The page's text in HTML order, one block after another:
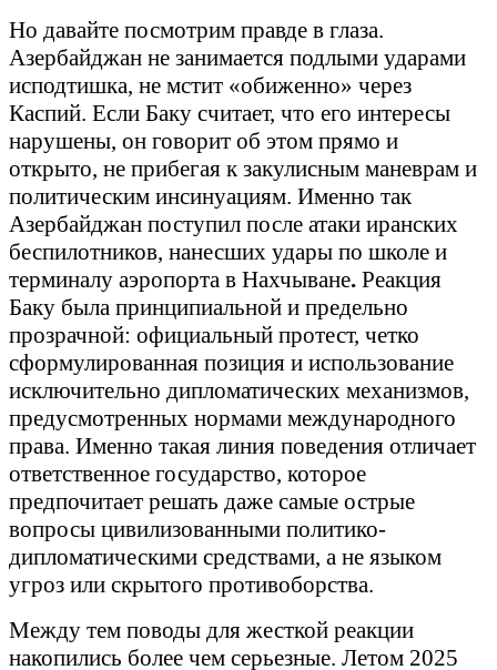
Но давайте посмотрим правде в глаза.
Азербайджан не занимается подлыми ударами
исподтишка, не мстит «обиженно» через
Каспий. Если Баку считает, что его интересы
нарушены, он говорит об этом прямо и
открыто, не прибегая к закулисным маневрам и
политическим инсинуациям. Именно так
Азербайджан поступил после атаки иранских
беспилотников, нанесших удары по школе и
терминалу аэропорта в Нахчыване. Реакция
Баку была принципиальной и предельно
прозрачной: официальный протест, четко
сформулированная позиция и использование
исключительно дипломатических механизмов,
предусмотренных нормами международного
права. Именно такая линия поведения отличает
ответственное государство, которое
предпочитает решать даже самые острые
вопросы цивилизованными политико-
дипломатическими средствами, а не языком
угроз или скрытого противоборства.
Между тем поводы для жесткой реакции
накопились более чем серьезные. Летом 2025